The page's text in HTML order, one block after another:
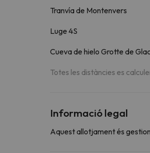
Tranvía de Montenvers
Luge 4S
Cueva de hielo Grotte de
Totes les distàncies es
Informació legal
Aquest allotjament és